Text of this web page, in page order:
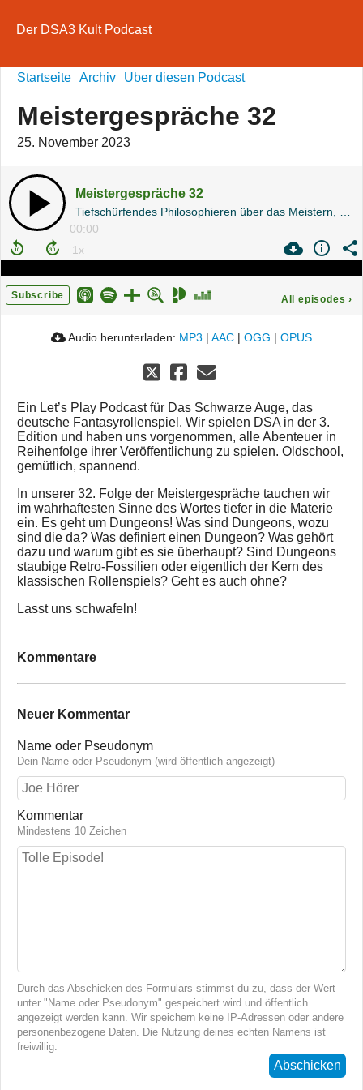
Der DSA3 Kult Podcast
Startseite Archiv Über diesen Podcast
Meistergespräche 32
25. November 2023
Meistergespräche 32
00:00
Subscribe All episodes ›
Audio herunterladen: MP3 | AAC | OGG | OPUS
Ein Let’s Play Podcast für Das Schwarze Auge, das
deutsche Fantasyrollenspiel. Wir spielen DSA in der 3.
Edition und haben uns vorgenommen, alle Abenteuer in
Reihenfolge ihrer Veröffentlichung zu spielen. Oldschool,
gemütlich, spannend.
In unserer 32. Folge der Meistergespräche tauchen wir
im wahrhaftesten Sinne des Wortes tiefer in die Materie
ein. Es geht um Dungeons! Was sind Dungeons, wozu
sind die da? Was definiert einen Dungeon? Was gehört
dazu und warum gibt es sie überhaupt? Sind Dungeons
staubige Retro-Fossilien oder eigentlich der Kern des
klassischen Rollenspiels? Geht es auch ohne?
Lasst uns schwafeln!
Kommentare
Neuer Kommentar
Name oder Pseudonym
Dein Name oder Pseudonym (wird öffentlich angezeigt)
Kommentar
Mindestens 10 Zeichen
Durch das Abschicken des Formulars stimmst du zu, dass der Wert
unter "Name oder Pseudonym" gespeichert wird und öffentlich
angezeigt werden kann. Wir speichern keine IP-Adressen oder andere
personenbezogene Daten. Die Nutzung deines echten Namens ist
freiwillig.
Abschicken